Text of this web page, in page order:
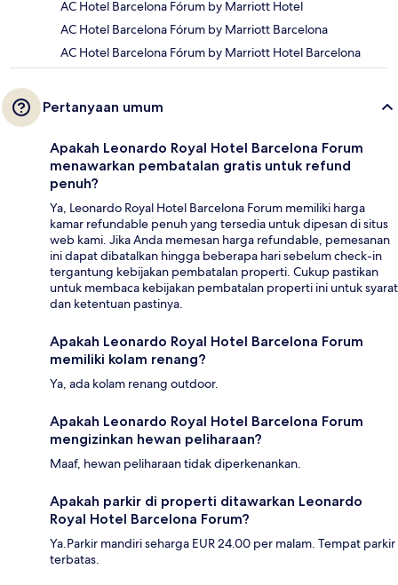
AC Hotel Barcelona Fórum by Marriott Hotel
AC Hotel Barcelona Fórum by Marriott Barcelona
AC Hotel Barcelona Fórum by Marriott Hotel Barcelona
Pertanyaan umum
Apakah Leonardo Royal Hotel Barcelona Forum
menawarkan pembatalan gratis untuk refund
penuh?
Ya, Leonardo Royal Hotel Barcelona Forum memiliki harga
kamar refundable penuh yang tersedia untuk dipesan di situs
web kami. Jika Anda memesan harga refundable, pemesanan
ini dapat dibatalkan hingga beberapa hari sebelum check-in
tergantung kebijakan pembatalan properti. Cukup pastikan
untuk membaca kebijakan pembatalan properti ini untuk syarat
dan ketentuan pastinya.
Apakah Leonardo Royal Hotel Barcelona Forum
memiliki kolam renang?
Ya, ada kolam renang outdoor.
Apakah Leonardo Royal Hotel Barcelona Forum
mengizinkan hewan peliharaan?
Maaf, hewan peliharaan tidak diperkenankan.
Apakah parkir di properti ditawarkan Leonardo
Royal Hotel Barcelona Forum?
Ya.Parkir mandiri seharga EUR 24.00 per malam. Tempat parkir
terbatas.